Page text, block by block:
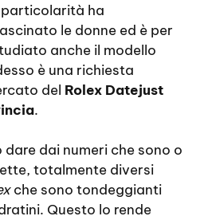
particolarità ha
le donne ed è per
anche il modello
è una richiesta
del Rolex Datejust
.
dai numeri che sono o
totalmente diversi
che sono tondeggianti
Questo lo rende